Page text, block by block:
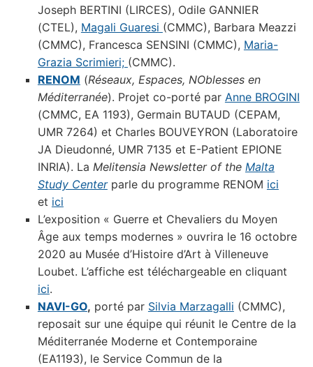
Joseph BERTINI (LIRCES), Odile GANNIER
(CTEL), Magali Guaresi (CMMC), Barbara Meazzi
(CMMC), Francesca SENSINI (CMMC), Maria-
Grazia Scrimieri; (CMMC).
RENOM (Réseaux, Espaces, NOblesses en
Méditerranée). Projet co-porté par Anne BROGINI
(CMMC, EA 1193), Germain BUTAUD (CEPAM,
UMR 7264) et Charles BOUVEYRON (Laboratoire
JA Dieudonné, UMR 7135 et E-Patient EPIONE
INRIA). La Melitensia Newsletter of the Malta
Study Center parle du programme RENOM ici
et ici
L’exposition « Guerre et Chevaliers du Moyen
Âge aux temps modernes » ouvrira le 16 octobre
2020 au Musée d’Histoire d’Art à Villeneuve
Loubet. L’affiche est téléchargeable en cliquant
ici.
NAVI-GO, porté par Silvia Marzagalli (CMMC),
reposait sur une équipe qui réunit le Centre de la
Méditerranée Moderne et Contemporaine
(EA1193), le Service Commun de la